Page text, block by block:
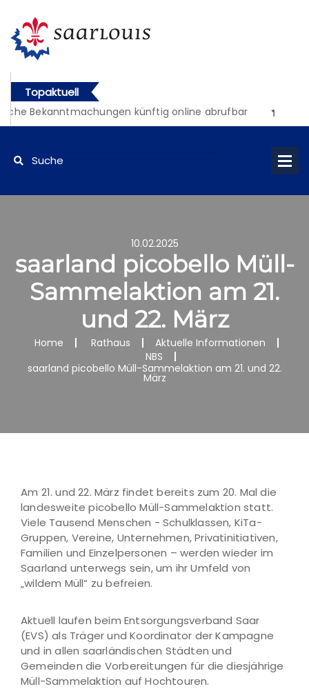
Topaktuell
Bekanntmachungen künftig online abrufbar
10.02.2025
saarland picobello Müll-
Sammelaktion am 21.
und 22. März
Home Rathaus
Aktuelle Informationen
NBS
saarland picobello Müll-Sammelaktion am 21. und 22.
März
Am 21. und 22. März findet bereits zum 20. Mal die
landesweite picobello Müll-Sammelaktion statt.
Viele Tausend Menschen - Schulklassen, KiTa-
Gruppen, Vereine, Unternehmen, Privatinitiativen,
Familien und Einzelpersonen – werden wieder im
Saarland unterwegs sein, um ihr Umfeld von
„wildem Müll“ zu befreien.
Aktuell laufen beim Entsorgungsverband Saar
(EVS) als Träger und Koordinator der Kampagne
und in allen saarländischen Städten und
Gemeinden die Vorbereitungen für die diesjährige
Müll-Sammelaktion auf Hochtouren.